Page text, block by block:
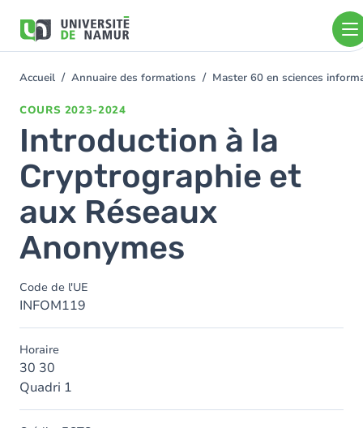
contenu
You
Accueil Annuaire des formations Master 60 en sciences
COURS 2023-2024
Introduction à la
Cryptrographie et
aux Réseaux
Anonymes
Code de l'UE
INFOM119
Horaire
30 30
Quadri 1